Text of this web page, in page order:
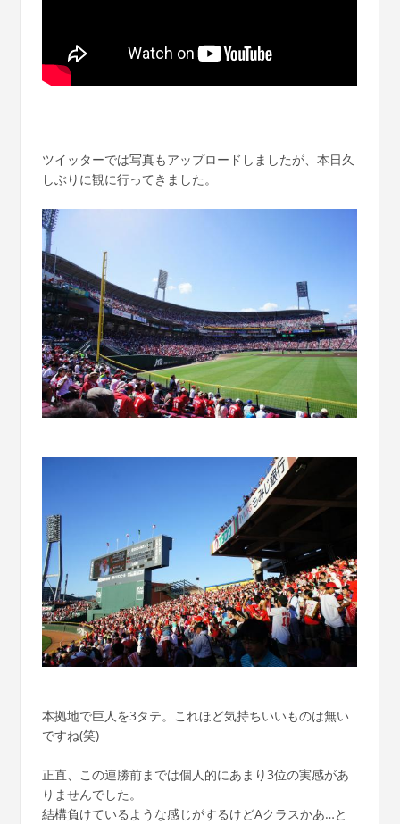
ツイッターでは写真もアップロードしましたが、本日久
しぶりに観に行ってきました。
本拠地で巨人を3タテ。これほど気持ちいいものは無い
ですね(笑)
正直、この連勝前までは個人的にあまり3位の実感があ
りませんでした。
結構負けているような感じがするけどAクラスかあ…と